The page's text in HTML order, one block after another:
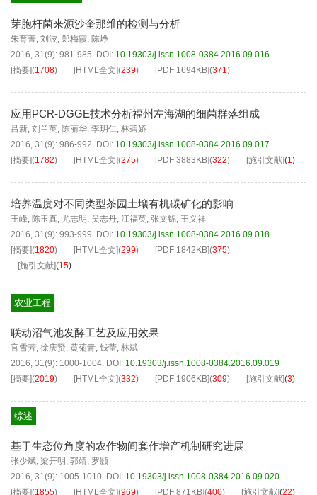
芽胞杆菌来源沙奎那维的检测与分析
朱育菁, 刘波, 郑梅霞, 陈峥
2016, 31(9): 981-985. DOI: 10.19303/j.issn.1008-0384.2016.09.016
[摘要](1708) [HTML全文](239) [PDF 1694KB](371)
应用PCR-DGGE技术分析福州左海湖的细菌群落组成
吕新, 刘兰英, 陈丽华, 李玥仁, 林碧娇
2016, 31(9): 986-992. DOI: 10.19303/j.issn.1008-0384.2016.09.017
[摘要](1782) [HTML全文](275) [PDF 3883KB](322) [施引文献](1)
培养温度对不同类型茶园土壤有机碳矿化的影响
王峰, 陈玉真, 尤志明 , 吴志丹, 江福英, 张文锦, 王义祥
2016, 31(9): 993-999. DOI: 10.19303/j.issn.1008-0384.2016.09.018
[摘要](1820) [HTML全文](299) [PDF 1842KB](375)
[施引文献](15)
农业工程
联动沼气池发酵工艺及应用效果
官雪芳, 徐庆贤, 黄菊青, 钱蕾, 林斌
2016, 31(9): 1000-1004. DOI: 10.19303/j.issn.1008-0384.2016.09.019
[摘要](2019) [HTML全文](332) [PDF 1906KB](309) [施引文献](3)
综述
基于生态位角度的农作物间套作增产机制研究进展
张少斌, 梁开明 , 郭靖, 罗颢
2016, 31(9): 1005-1010. DOI: 10.19303/j.issn.1008-0384.2016.09.020
[摘要](1855) [HTML全文](969) [PDF 871KB](400) [施引文献](22)